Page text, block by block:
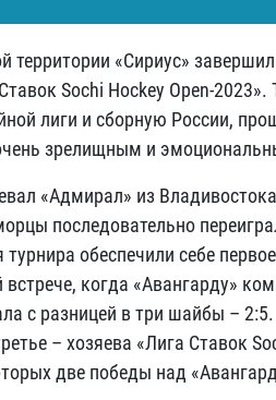
территории «Сириус»
Sochi Hockey Open-
лиги и сборную России,
зрелищным и
«Адмирал» из
последовательно
обеспечили себе
когда «Авангарду»
с разницей в три шайбы – 2:5.
– хозяева «Лига Ставок
две победы над